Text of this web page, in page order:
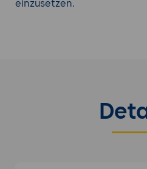
einzusetzen.